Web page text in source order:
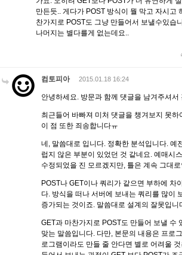
만든듯.. 게다가 POST 방식이 뭘 막고 자시고
찬가지로 POST도 그냥 만들어서 보낼수있습
나머지는 별다를게 없는데요..
컴토피아 2015.01.18 16:24
안녕하세요. 방문과 함께 댓글을 남겨주셔서
최근들어 바빠져 미처 댓글을 챙겨보지 못하
이 점 또한 죄송합니다ㅠ
네, 말씀대로 입니다. 정확한 분석입니다. 예
럽지 않은 부분이 있었던 것 같네요. 예매시
수정되었을 진 모르겠지만, 틀은 계속 그대
POST나 GET이나 쿼리가 같으면 부하에 차
다. 방식을 떠나 서버에 보내는 쿼리를 많이
증가되는 것이죠. 말씀대로 설계의 잘못입니
GET과 마찬가지로 POST도 만들어 보낼 수
맞는 말씀입니다. 다만, 본문의 내용은 프로
로그램이라도 만들 줄 안다면 별로 어려울